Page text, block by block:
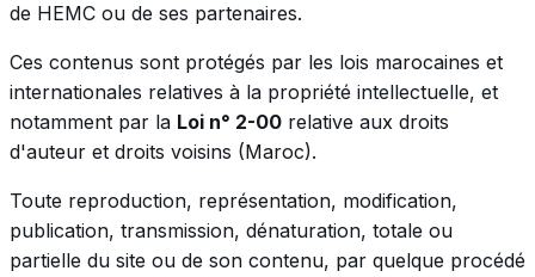
de HEMC ou de ses partenaires.
Ces contenus sont protégés par les lois marocaines et
internationales relatives à la propriété intellectuelle, et
notamment par la Loi n° 2-00 relative aux droits
d'auteur et droits voisins (Maroc).
Toute reproduction, représentation, modification,
publication, transmission, dénaturation, totale ou
partielle du site ou de son contenu, par quelque procédé